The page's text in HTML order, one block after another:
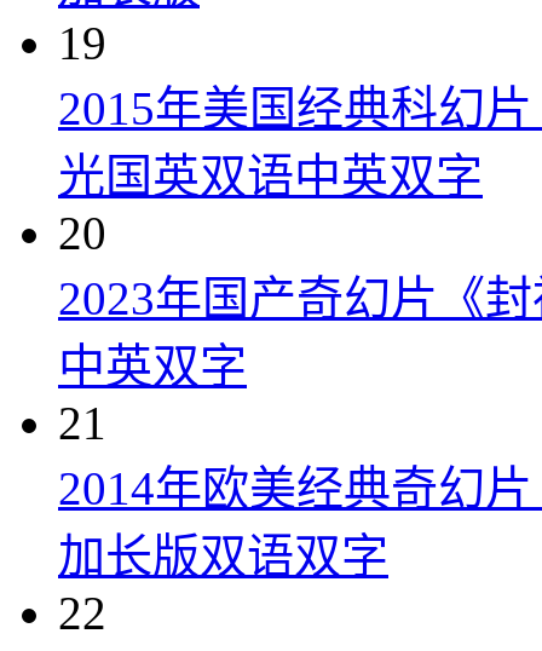
19
2015年美国经典科幻
光国英双语中英双字
20
2023年国产奇幻片《
中英双字
21
2014年欧美经典奇幻
加长版双语双字
22